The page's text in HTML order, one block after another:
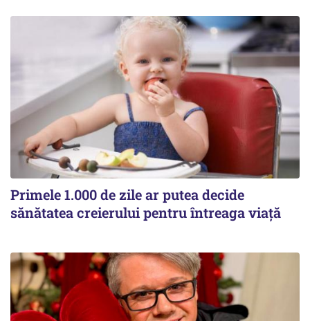
Primele 1.000 de zile ar putea decide
sănătatea creierului pentru întreaga viață